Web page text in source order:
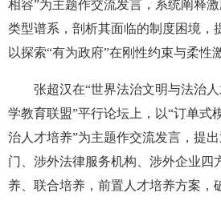
相容”为主题作交流发言，系统阐释激
类型谱系，剖析其面临的制度困境，
以探索“有为政府”在刚性约束与柔性
张超汉在“世界法治文明与法治
学教育联盟”平行论坛上，以“订单式
治人才培养”为主题作交流发言，提
门、涉外法律服务机构、涉外企业四
养、联合培养，前置人才培养方案，